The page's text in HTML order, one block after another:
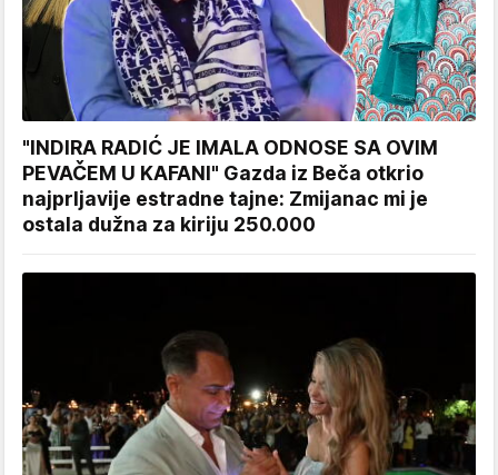
"INDIRA RADIĆ JE IMALA ODNOSE SA OVIM
PEVAČEM U KAFANI" Gazda iz Beča otkrio
najprljavije estradne tajne: Zmijanac mi je
ostala dužna za kiriju 250.000